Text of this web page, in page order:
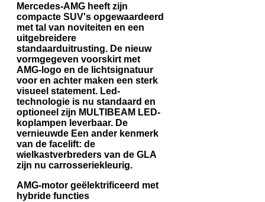
Mercedes-AMG heeft zijn
compacte SUV's opgewaardeerd
met tal van noviteiten en een
uitgebreidere
standaarduitrusting. De nieuw
vormgegeven voorskirt met
AMG-logo en de lichtsignatuur
voor en achter maken een sterk
visueel statement. Led-
technologie is nu standaard en
optioneel zijn MULTIBEAM LED-
koplampen leverbaar. De
vernieuwde Een ander kenmerk
van de facelift: de
wielkastverbreders van de GLA
zijn nu carrosseriekleurig.
AMG-motor geëlektrificeerd met
hybride functies